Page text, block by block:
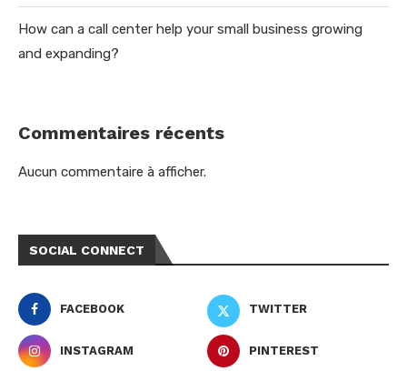
How can a call center help your small business growing
and expanding?
Commentaires récents
Aucun commentaire à afficher.
SOCIAL CONNECT
FACEBOOK TWITTER
INSTAGRAM PINTEREST